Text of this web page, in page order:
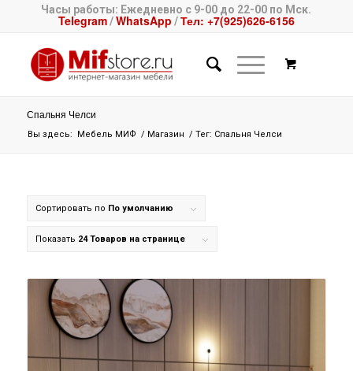
Часы работы: Ежедневно с 9-00 до 22-00 по Мск.
Telegram/WhatsApp /Тел: +7(925)626-6156
Спальня Челси
Вы здесь: Мебель МИФ / Магазин / Тег: Спальня Челси
Сортировать по По умолчанию
Показать 24 Товаров на странице